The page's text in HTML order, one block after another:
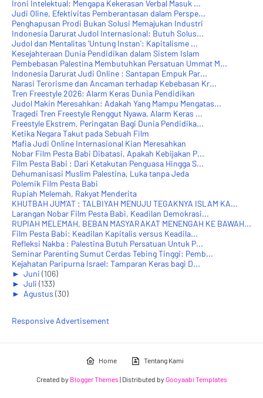
Ironi Intelektual: Mengapa Kekerasan Verbal Masuk ...
Judi Oline, Efektivitas Pemberantasan dalam Perspe...
Penghapusan Prodi Bukan Solusi Memajukan Industri
Indonesia Darurat Judol Internasional: Butuh Solus...
Judol dan Mentalitas 'Untung Instan': Kapitalisme ...
Kesejahteraan Dunia Pendidikan dalam Sistem Islam
Pembebasan Palestina Membutuhkan Persatuan Ummat M...
Indonesia Darurat Judi Online : Santapan Empuk Par...
Narasi Terorisme dan Ancaman terhadap Kebebasan Kr...
Tren Freestyle 2026: Alarm Keras Dunia Pendidikan
Judol Makin Meresahkan: Adakah Yang Mampu Mengatas...
Tragedi Tren Freestyle Renggut Nyawa, Alarm Keras ...
Freestyle Ekstrem, Peringatan Bagi Dunia Pendidika...
Ketika Negara Takut pada Sebuah Film
Mafia Judi Online Internasional Kian Meresahkan
Nobar Film Pesta Babi Dibatasi, Apakah Kebijakan P...
Film Pesta Babi : Dari Ketakutan Penguasa Hingga S...
Dehumanisasi Muslim Palestina, Luka tanpa Jeda
Polemik Film Pesta Babi
Rupiah Melemah, Rakyat Menderita
KHUTBAH JUM'AT : TALBIYAH MENUJU TEGAKNYA ISLAM KA...
Larangan Nobar Film Pesta Babi, Keadilan Demokrasi...
RUPIAH MELEMAH, BEBAN MASYARAKAT MENENGAH KE BAWAH...
Film Pesta Babi: Keadilan Kapitalis versus Keadila...
Refleksi Nakba : Palestina Butuh Persatuan Untuk P...
Seminar Parenting Sumut Cerdas Tebing Tinggi: Pemb...
​Kejahatan Paripurna Israel: Tamparan Keras bagi D...
► Juni (106)
► Juli (133)
► Agustus (30)
Responsive Advertisement
Home Tentang Kami
Created by Blogger Themes| Distributed by Gooyaabi Templates